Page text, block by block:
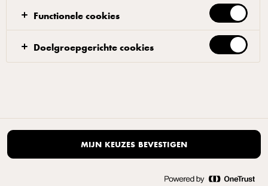
Functionele cookies
Doelgroepgerichte cookies
MIJN KEUZES BEVESTIGEN